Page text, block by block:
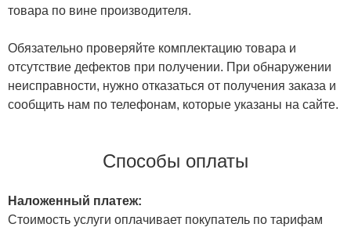
товара по вине производителя.
Обязательно проверяйте комплектацию товара и
отсутствие дефектов при получении. При обнаружении
неисправности, нужно отказаться от получения заказа и
сообщить нам по телефонам, которые указаны на сайте.
Способы оплаты
Наложенный платеж:
Стоимость услуги оплачивает покупатель по тарифам